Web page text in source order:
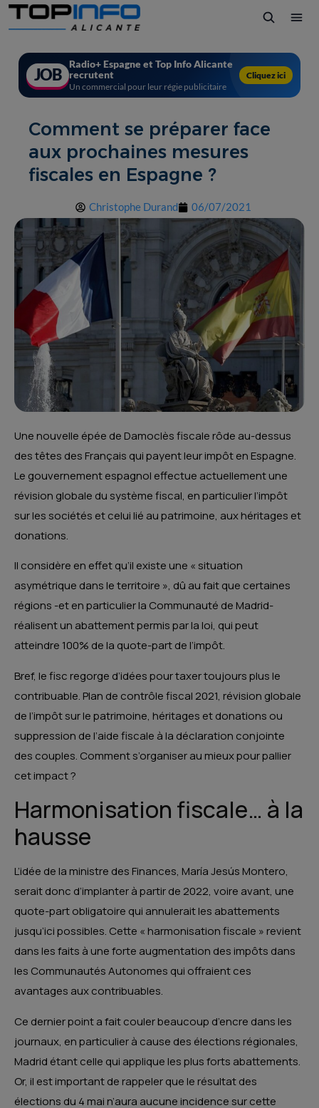
JOB
Radio+ Espagne et Top Info Alicante
recrutent
Un commercial pour leur régie publicitaire
Cliquez ici
Comment se préparer face
aux prochaines mesures
fiscales en Espagne ?
Christophe Durand 06/07/2021
Une nouvelle épée de Damoclès fiscale rôde au-dessus
des têtes des Français qui payent leur impôt en Espagne.
Le gouvernement espagnol effectue actuellement une
révision globale du système fiscal, en particulier l’impôt
sur les sociétés et celui lié au patrimoine, aux héritages et
donations.
Il considère en effet qu’il existe une « situation
asymétrique dans le territoire », dû au fait que certaines
régions -et en particulier la Communauté de Madrid-
réalisent un abattement permis par la loi, qui peut
atteindre 100% de la quote-part de l’impôt.
Bref, le fisc regorge d’idées pour taxer toujours plus le
contribuable. Plan de contrôle fiscal 2021, révision globale
de l’impôt sur le patrimoine, héritages et donations ou
suppression de l’aide fiscale à la déclaration conjointe
des couples. Comment s’organiser au mieux pour pallier
cet impact ?
Harmonisation fiscale… à la
hausse
L’idée de la ministre des Finances, María Jesús Montero,
serait donc d’implanter à partir de 2022, voire avant, une
quote-part obligatoire qui annulerait les abattements
jusqu’ici possibles. Cette « harmonisation fiscale » revient
dans les faits à une forte augmentation des impôts dans
les Communautés Autonomes qui offraient ces
avantages aux contribuables.
Ce dernier point a fait couler beaucoup d’encre dans les
journaux, en particulier à cause des élections régionales,
Madrid étant celle qui applique les plus forts abattements.
Or, il est important de rappeler que le résultat des
élections du 4 mai n’aura aucune incidence sur cette